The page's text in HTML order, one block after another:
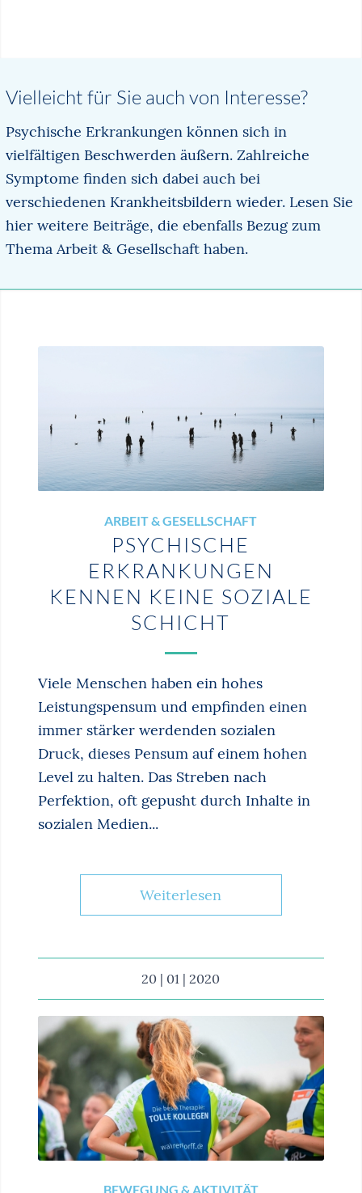
Vielleicht für Sie auch von Interesse?
Psychische Erkrankungen können sich in
vielfältigen Beschwerden äußern. Zahlreiche
Symptome finden sich dabei auch bei
verschiedenen Krankheitsbildern wieder. Lesen Sie
hier weitere Beiträge, die ebenfalls Bezug zum
Thema Arbeit & Gesellschaft haben.
ARBEIT & GESELLSCHAFT
PSYCHISCHE
ERKRANKUNGEN
KENNEN KEINE SOZIALE
SCHICHT
Viele Menschen haben ein hohes
Leistungspensum und empfinden einen
immer stärker werdenden sozialen
Druck, dieses Pensum auf einem hohen
Level zu halten. Das Streben nach
Perfektion, oft gepusht durch Inhalte in
sozialen Medien...
Weiterlesen
20 | 01 | 2020
BEWEGUNG & AKTIVITÄT